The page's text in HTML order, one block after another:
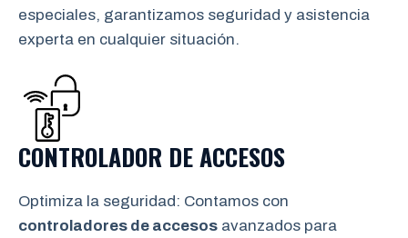
especiales, garantizamos seguridad y asistencia
experta en cualquier situación.
CONTROLADOR DE ACCESOS
Optimiza la seguridad: Contamos con
controladores de accesos avanzados para